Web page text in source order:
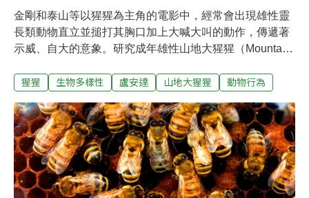
金剛和泰山等以猩猩為主角的電影中，經常會出現雄性靈
長類動物直立並搥打其胸口加上大喊大叫的動作，傳遞著
示威、自大的意象。研究成年雄性山地大猩猩（Mountain
是有點炫耀的意味，但這個動作其實傳遞著相當誠實的訊
度「我們發現這個動作是雄性靈長類正在演示牠真實的體
型，」研究作者之一、德國馬克斯．普朗克演化人類學研
究所（Max Planck Institute for Evolutionary
Anthropology）學者萊特（Edward Wright）說。萊特等人
在《科學報告》（Scientific Reports）期刊上發表研究，
猩猩 生物多樣性 盧安達 山地大猩猩 動物行為